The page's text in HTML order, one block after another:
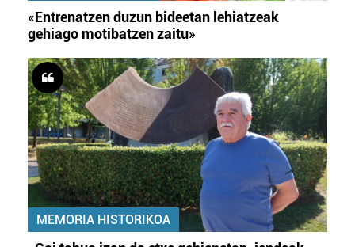
«Entrenatzen duzun bideetan lehiatzeak
gehiago motibatzen zaitu»
MEMORIA HISTORIKOA